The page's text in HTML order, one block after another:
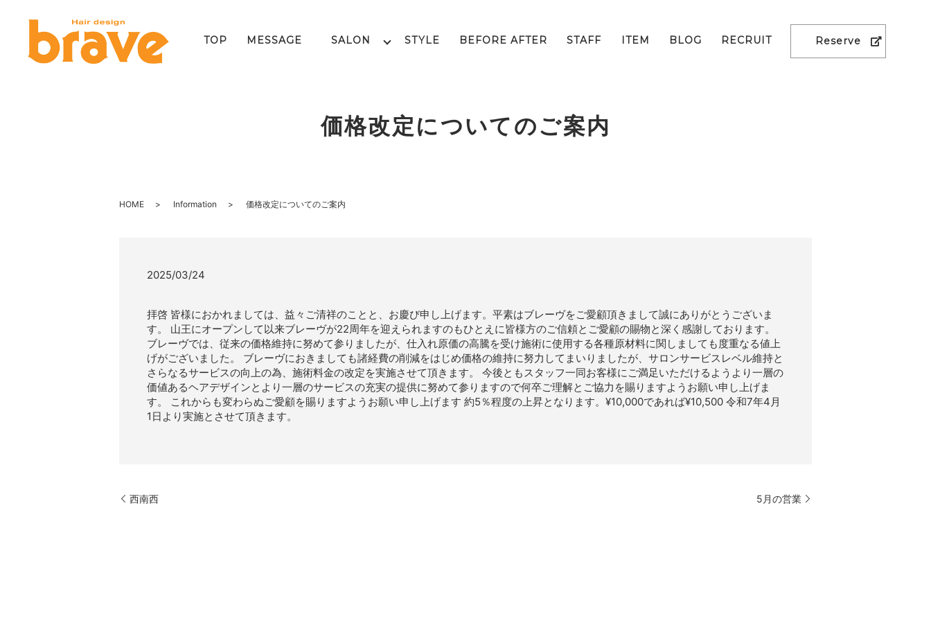
TOP MESSAGE SALON STYLE BEFORE AFTER STAFF ITEM BLOG RECRUIT Reserve
価格改定についてのご案内
HOME Information 価格改定についてのご案内
2025/03/24
拝啓 皆様におかれましては、益々ご清祥のことと、お慶び申し上げます。平素はブレーヴをご愛顧頂きまして誠にありがとうございま
す。 山王にオープンして以来ブレーヴが22周年を迎えられますのもひとえに皆様方のご信頼とご愛顧の賜物と深く感謝しております。
ブレーヴでは、従来の価格維持に努めて参りましたが、仕入れ原価の高騰を受け施術に使用する各種原材料に関しましても度重なる値上
げがございました。 ブレーヴにおきましても諸経費の削減をはじめ価格の維持に努力してまいりましたが、サロンサービスレベル維持と
さらなるサービスの向上の為、施術料金の改定を実施させて頂きます。 今後ともスタッフ一同お客様にご満足いただけるようより一層の
価値あるヘアデザインとより一層のサービスの充実の提供に努めて参りますので何卒ご理解とご協力を賜りますようお願い申し上げま
す。 これからも変わらぬご愛顧を賜りますようお願い申し上げます 約5％程度の上昇となります。¥10,000であれば¥10,500 令和7年4月
1日より実施とさせて頂きます。
西南西 5月の営業